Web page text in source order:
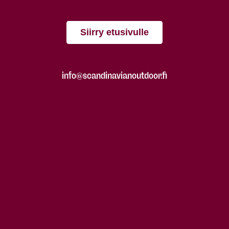
Siirry etusivulle
info@scandinavianoutdoor.fi